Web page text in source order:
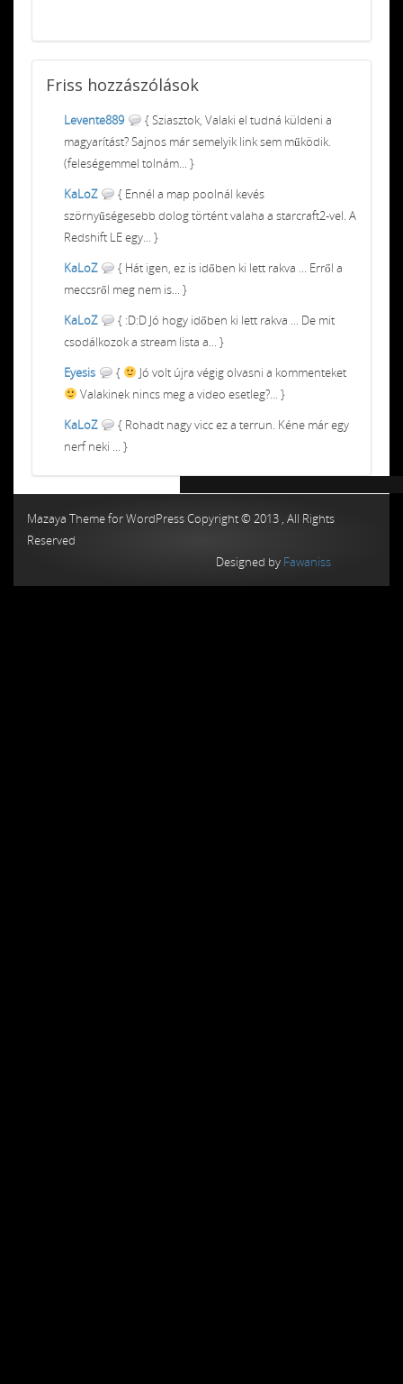
Friss hozzászólások
Levente889
{ Sziasztok, Valaki el tudná küldeni a
magyarítást? Sajnos már semelyik link sem működik.
(feleségemmel tolnám... }
KaLoZ
{ Ennél a map poolnál kevés
szörnyűségesebb dolog történt valaha a starcraft2-vel. A
Redshift LE egy... }
KaLoZ
{ Hát igen, ez is időben ki lett rakva ... Erről a
meccsről meg nem is... }
KaLoZ
{ :D:D Jó hogy időben ki lett rakva ... De mit
csodálkozok a stream lista a... }
Eyesis
{
Jó volt újra végig olvasni a kommenteket
Valakinek nincs meg a video esetleg?... }
KaLoZ
{ Rohadt nagy vicc ez a terrun. Kéne már egy
nerf neki ... }
Mazaya Theme for WordPress Copyright © 2013 , All Rights
Reserved
Designed by Fawaniss